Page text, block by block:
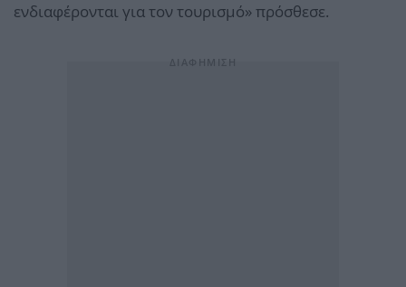
ενδιαφέρονται για τον τουρισμό» πρόσθεσε.